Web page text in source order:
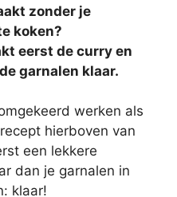
zonder je
koken?
eerst de curry en
garnalen klaar.
werken als
hierboven van
een lekkere
dan je garnalen in
klaar!